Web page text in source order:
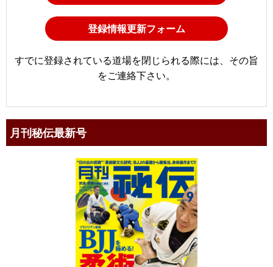
登録情報更新フォーム
すでに登録されている道場を閉じられる際には、その旨
をご連絡下さい。
月刊秘伝最新号